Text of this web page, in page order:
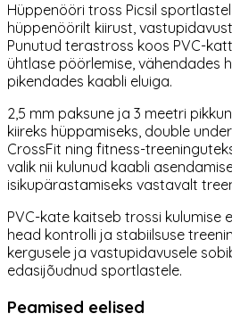
Hüppenööri tross Picsil
hüppenöörilt kiirust,
Punutud terastross koos PVC-
ühtlase pöörlemise, vähendades
pikendades kaabli eluiga.
2,5 mm paksune ja 3 meetri
kiireks hüppamiseks, double
CrossFit ning fitness-
valik nii kulunud kaabli
isikupärastamiseks vastavalt
PVC-kate kaitseb trossi kulumise
head kontrolli ja stabiilsuse
kergusele ja vastupidavusele
edasijõudnud sportlastele.
Peamised eelised